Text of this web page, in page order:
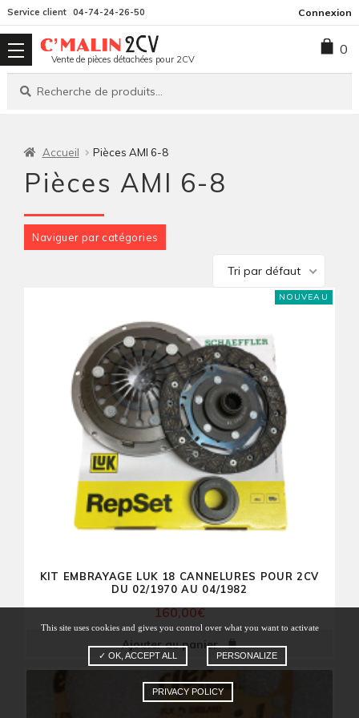
la
navigation
contenu
Service client 04-74-24-26-50 Connexion
Vente de pièces détachées pour 2CV
Recherche
Recherche
0
Accueil Pièces AMI 6-8
Pièces AMI 6-8
Naviguer par catégories
Tri par défaut
NOUVEAU
KIT EMBRAYAGE LUK 18 CANNELURES POUR 2CV
DU 02/1970 AU 04/1982
160,00€
Ajouter au panier
This site uses cookies and gives you control over what you want to activate
✓ OK, ACCEPT ALL PERSONALIZE
PRIVACY POLICY